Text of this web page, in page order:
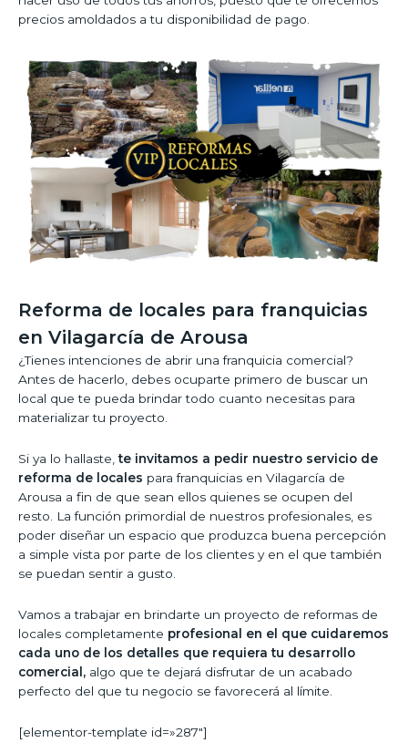
precios amoldados a tu disponibilidad de pago.
Reforma de locales para franquicias
en Vilagarcía de Arousa
¿Tienes intenciones de abrir una franquicia comercial?
Antes de hacerlo, debes ocuparte primero de buscar un
local que te pueda brindar todo cuanto necesitas para
materializar tu proyecto.
Si ya lo hallaste,te invitamos a pedir nuestro servicio de
reforma de locales para franquicias en Vilagarcía de
Arousa a fin de que sean ellos quienes se ocupen del
resto. La función primordial de nuestros profesionales, es
poder diseñar un espacio que produzca buena percepción
a simple vista por parte de los clientes y en el que también
se puedan sentir a gusto.
Vamos a trabajar en brindarte un proyecto de reformas de
locales completamente profesional en el que cuidaremos
cada uno de los detalles que requiera tu desarrollo
comercial, algo que te dejará disfrutar de un acabado
perfecto del que tu negocio se favorecerá al límite.
[elementor-template id=»287″]